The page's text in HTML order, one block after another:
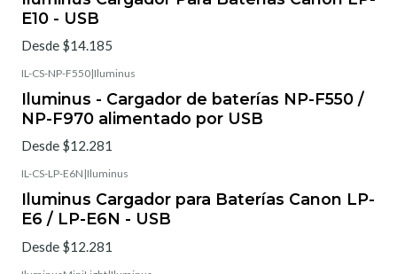
E10 - USB
Desde $14.185
IL-CS-NP-F550|Iluminus
Iluminus - Cargador de baterías NP-F550 /
NP-F970 alimentado por USB
Desde $12.281
IL-CS-LP-E6N |Iluminus
Iluminus Cargador para Baterías Canon LP-
E6 / LP-E6N - USB
Desde $12.281